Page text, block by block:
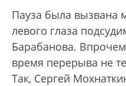
Пауза была вызвана
левого глаза
Барабанова.
время перерыва не
Так, Сергей